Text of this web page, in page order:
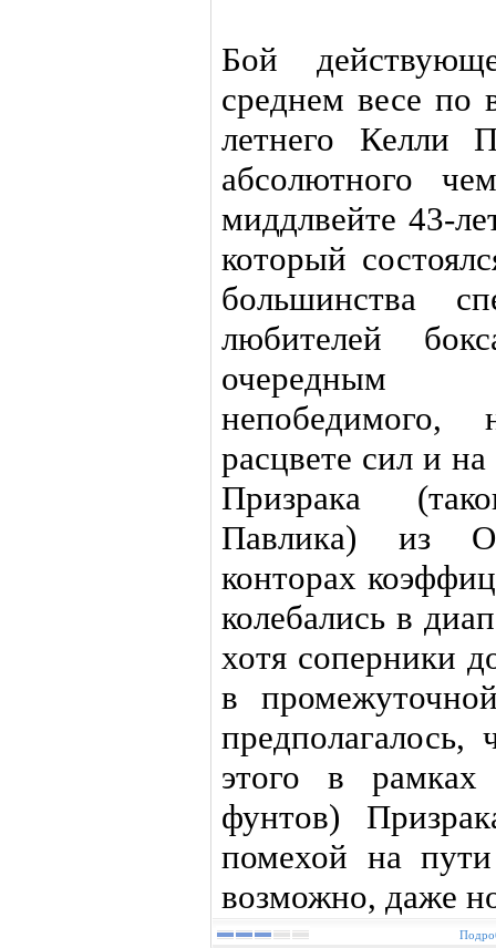
Бой
среднем весе
летнего Келли
абсолютного
миддлвейте 43-
который
большинства
любителей
очередным
непобедимого,
расцвете сил и
Призрака
Павлика) из
конторах
колебались в
хотя соперники
в
этого в
фунтов)
помехой на
возможно, даже